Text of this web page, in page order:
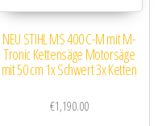
NEU STIHL MS 400 C-M mit M-
Tronic Kettensäge Motorsäge
mit 50 cm 1x Schwert 3x Ketten
€1,190.00